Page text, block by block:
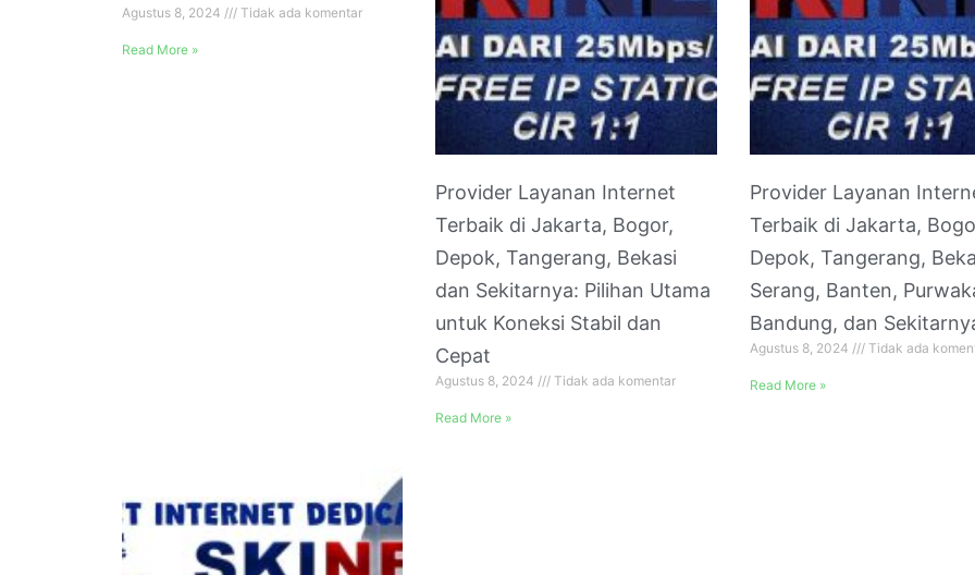
Agustus 8, 2024 Tidak ada komentar
Read More »
Provider Layanan Internet
Terbaik di Jakarta, Bogor,
Depok, Tangerang, Bekasi
dan Sekitarnya: Pilihan Utama
untuk Koneksi Stabil dan
Cepat
Agustus 8, 2024 Tidak ada komentar
Read More »
Provider Layanan
Terbaik di Jakarta,
Depok, Tangerang,
Serang, Banten,
Bandung, dan
Agustus 8, 2024 Tidak ada
Read More »